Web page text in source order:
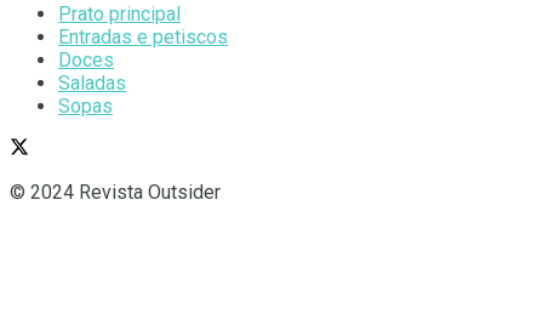
Prato principal
Entradas e petiscos
Doces
Saladas
Sopas
© 2024 Revista Outsider